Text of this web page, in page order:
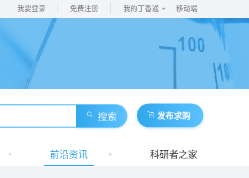
我要登录 免费注册 我的丁香通 移动端
搜索 发布求购
前沿资讯 科研者之家